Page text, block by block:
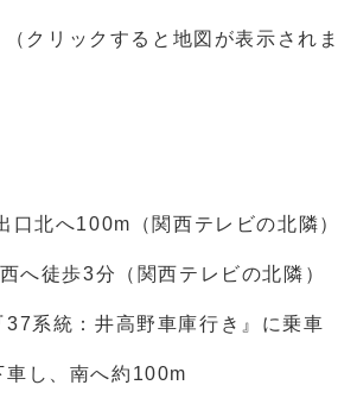
クリックすると地図が表示されま
北へ100m（関西テレビの北隣）
へ徒歩3分（関西テレビの北隣）
系統：井高野車庫行き』に乗車
、南へ約100m